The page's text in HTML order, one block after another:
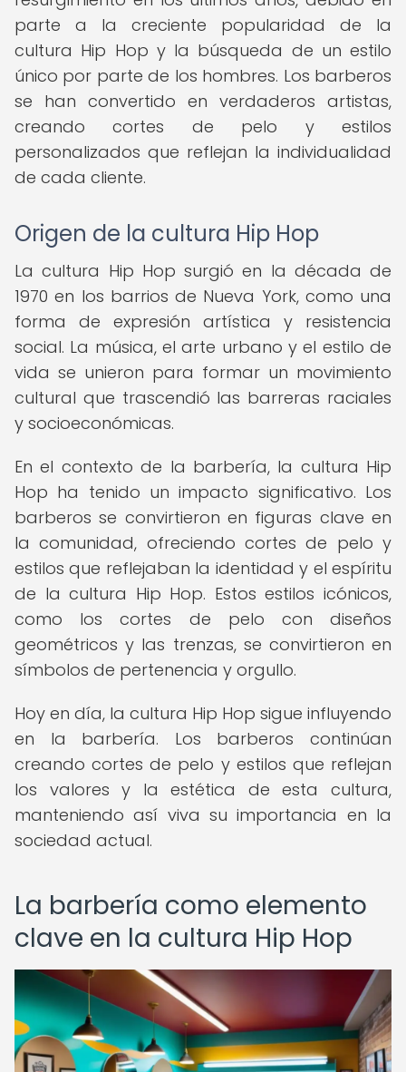
parte a la creciente popularidad de la
cultura Hip Hop y la búsqueda de un estilo
único por parte de los hombres. Los barberos
se han convertido en verdaderos artistas,
creando cortes de pelo y estilos
personalizados que reflejan la individualidad
de cada cliente.
Origen de la cultura Hip Hop
La cultura Hip Hop surgió en la década de
1970 en los barrios de Nueva York, como una
forma de expresión artística y resistencia
social. La música, el arte urbano y el estilo de
vida se unieron para formar un movimiento
cultural que trascendió las barreras raciales
y socioeconómicas.
En el contexto de la barbería, la cultura Hip
Hop ha tenido un impacto significativo. Los
barberos se convirtieron en figuras clave en
la comunidad, ofreciendo cortes de pelo y
estilos que reflejaban la identidad y el espíritu
de la cultura Hip Hop. Estos estilos icónicos,
como los cortes de pelo con diseños
geométricos y las trenzas, se convirtieron en
símbolos de pertenencia y orgullo.
Hoy en día, la cultura Hip Hop sigue influyendo
en la barbería. Los barberos continúan
creando cortes de pelo y estilos que reflejan
los valores y la estética de esta cultura,
manteniendo así viva su importancia en la
sociedad actual.
La barbería como elemento
clave en la cultura Hip Hop